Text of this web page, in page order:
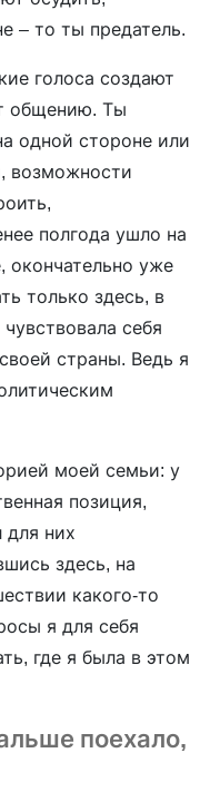
– то ты предатель.
голоса создают
общению. Ты
одной стороне или
возможности
полгода ушло на
окончательно уже
только здесь, в
себя
страны. Ведь я
моей семьи: у
позиция,
для них
здесь, на
какого-то
я для себя
где я была в этом
поехало,